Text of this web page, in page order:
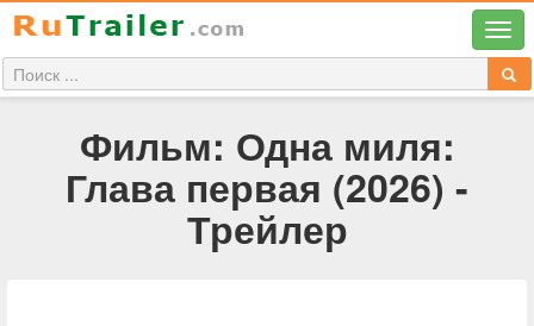
Фильм: Одна миля:
Глава первая (2026) -
Трейлер